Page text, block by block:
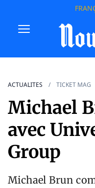
ACTUALITES TICKET MAG
Michael
avec
Group
Michael Brun